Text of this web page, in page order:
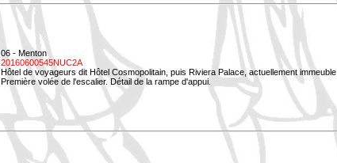
06 - Menton
20160600545NUC2A
Hôtel de voyageurs dit Hôtel Cosmopolitain, puis Riviera Palace, actuellement immeuble
Première volée de l'escalier. Détail de la rampe d'appui.